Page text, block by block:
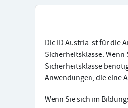
Die ID Austria ist für die
Sicherheitsklasse.
Sicherheitsklasse
Anwendungen, die eine
Wenn Sie sich im